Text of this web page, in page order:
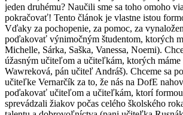
jeden druhému? Naučili sme sa toho omoho
pokračovať! Tento článok je vlastne istou
Vďaky za pochopenie, za pomoc, za
poďakovať výnimočným študentom, ktorých
Michelle, Sárka, Saška, Vanessa, Noemi).
úžasným učiteľom a učiteľkám, ktorých
Wawreková, pán učiteľ Andráš). Chceme sa
učiteľke Vernarčík za to, že nás na DofE
poďakovať učiteľom a učiteľkám, ktorí
sprevádzali žiakov počas celého školského